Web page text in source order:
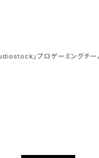
」プロゲーミングチ